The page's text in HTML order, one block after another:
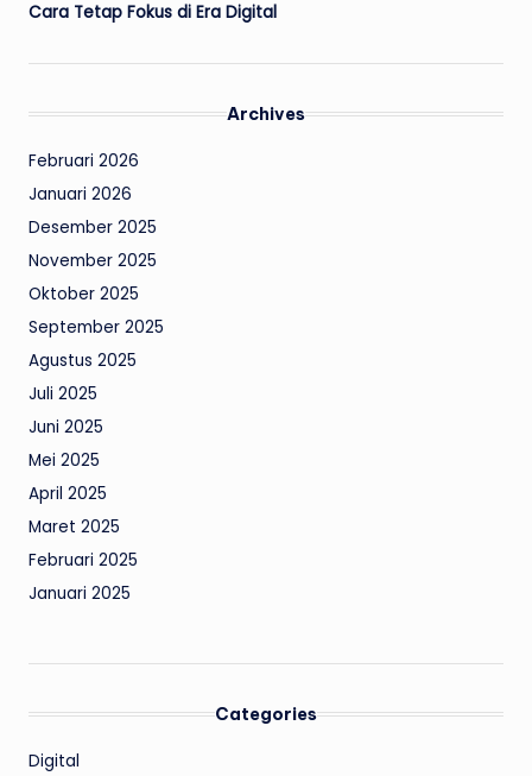
Cara Tetap Fokus di Era Digital
Archives
Februari 2026
Januari 2026
Desember 2025
November 2025
Oktober 2025
September 2025
Agustus 2025
Juli 2025
Juni 2025
Mei 2025
April 2025
Maret 2025
Februari 2025
Januari 2025
Categories
Digital